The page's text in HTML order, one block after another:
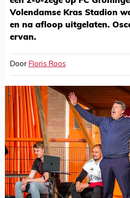
Volendamse Kras Stadion
en na afloop uitgelaten.
ervan.
Door Floris Roos